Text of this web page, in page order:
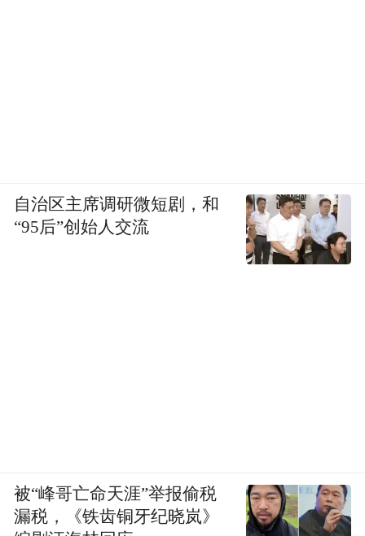
自治区主席调研微短剧，和
“95后”创始人交流
被“峰哥亡命天涯”举报偷税
漏税，《铁齿铜牙纪晓岚》